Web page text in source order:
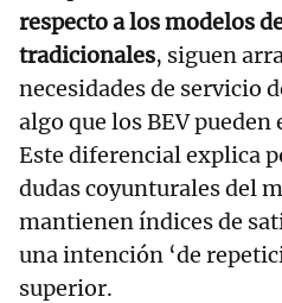
respecto a los modelos
tradicionales, siguen
necesidades de servicio
algo que los BEV
Este diferencial explica
dudas coyunturales del
mantienen índices de
una intención ‘de
superior.